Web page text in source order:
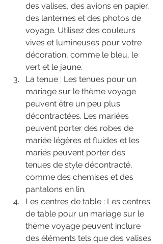
des valises, des avions en papier,
des lanternes et des photos de
voyage. Utilisez des couleurs
vives et lumineuses pour votre
décoration, comme le bleu, le
vert et le jaune.
La tenue : Les tenues pour un
mariage sur le thème voyage
peuvent être un peu plus
décontractées. Les mariées
peuvent porter des robes de
mariée légères et fluides et les
mariés peuvent porter des
tenues de style décontracté,
comme des chemises et des
pantalons en lin.
Les centres de table : Les centres
de table pour un mariage sur le
thème voyage peuvent inclure
des éléments tels que des valises